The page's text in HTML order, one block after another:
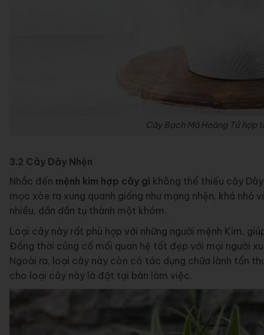
Cây Bạch Mã Hoàng Tử hợp
3.2 Cây Dây Nhện
Nhắc đến mệnh kim hợp cây gì không thể thiếu cây
mọc xòe ra xung quanh giống như mạng nhện, khá
nhiều, dần dần tụ thành một khóm.
Loại cây này rất phù hợp với những người mệnh Kim,
Đồng thời củng cố mối quan hệ tốt đẹp với mọi người
Ngoài ra, loại cây này còn có tác dụng chữa lành tổn
cho loại cây này là đặt tại bàn làm việc.